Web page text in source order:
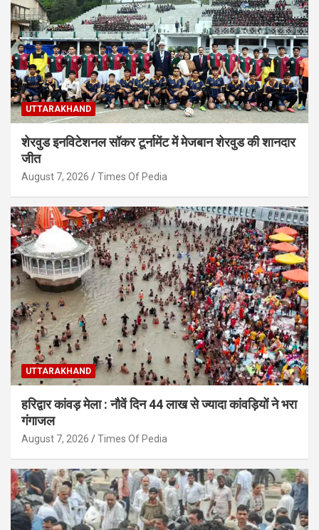
UTTARAKHAND
शेरवुड इनविटेशनल सॉकर टूर्नामेंट में मेजबान शेरवुड की शानदार
जीत
August 7, 2026 Times Of Pedia
UTTARAKHAND
हरिद्वार कांवड़ मेला : नौवें दिन 44 लाख से ज्यादा कांवड़ियों ने भरा
गंगाजल
August 7, 2026 Times Of Pedia